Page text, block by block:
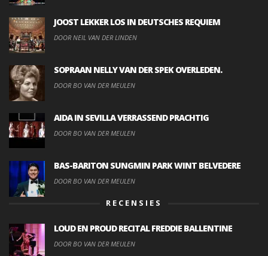
JOOST LEKKER LOS IN DEUTSCHES REQUIEM
DOOR NEIL VAN DER LINDEN
SOPRAAN NELLY VAN DER SPEK OVERLEDEN.
DOOR BO VAN DER MEULEN
AIDA IN SEVILLA VERRASSEND PRACHTIG
DOOR BO VAN DER MEULEN
BAS-BARITON SUNGMIN PARK WINT BELVEDERE
DOOR BO VAN DER MEULEN
RECENSIES
LOUD EN PROUD RECITAL FREDDIE BALLENTINE
DOOR BO VAN DER MEULEN